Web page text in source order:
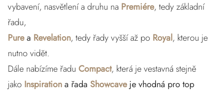
vybavení, nasvětlení a druhu na Premiére, tedy základní
řadu,
Purea Revelation, tedy řady vyšší až po Royal, kterou je
nutno vidět.
Dále nabízíme řadu Compact, která je vestavná stejně
jako Inspirationa řada Showcaveje vhodná pro top